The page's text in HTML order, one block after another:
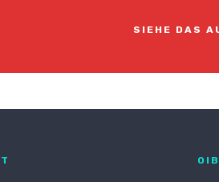
SIEHE DAS
OIB